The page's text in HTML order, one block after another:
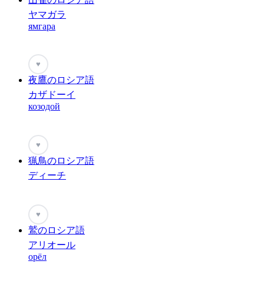
ヤマガラ
ямгара
♥
夜鷹のロシア語
カザドーイ
козодой
♥
猟鳥のロシア語
ディーチ
♥
鷲のロシア語
アリオール
орёл